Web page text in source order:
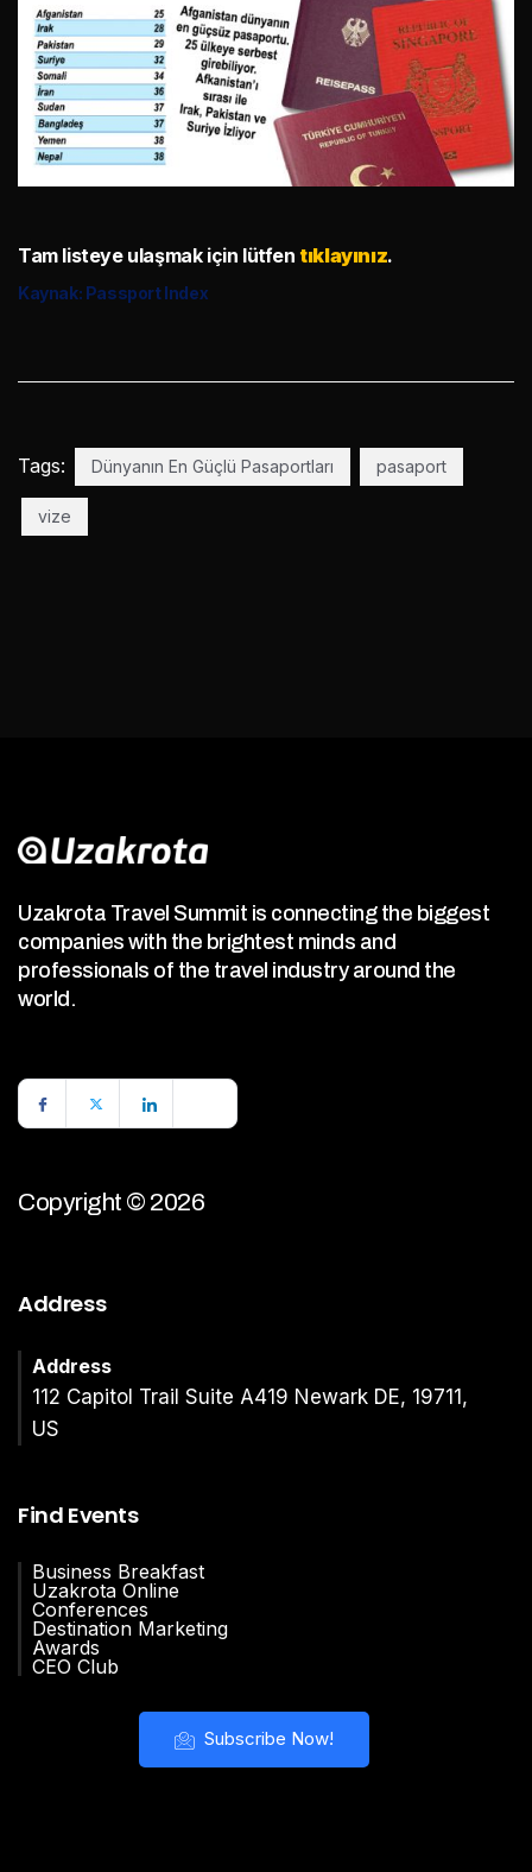
Tam listeye ulaşmak için lütfentıklayınız.
Kaynak: Passport Index
Tags: Dünyanın En Güçlü Pasaportları pasaport
vize
Uzakrota Travel Summit is connecting the biggest
companies with the brightest minds and
professionals of the travel industry around the
world.
Copyright © 2026
Address
Address
112 Capitol Trail Suite A419 Newark DE, 19711,
US
Find Events
Business Breakfast
Uzakrota Online
Conferences
Destination Marketing
Awards
CEO Club
Subscribe Now!